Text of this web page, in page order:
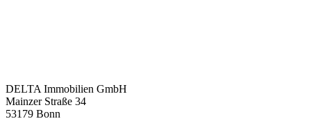
DELTA Immobilien GmbH
Mainzer Straße 34
53179 Bonn